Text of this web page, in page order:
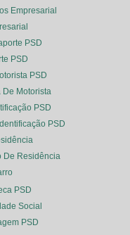
Empresarial
PSD
PSD
PSD
De Motorista
PSD
PSD
De Residência
PSD
Social
PSD